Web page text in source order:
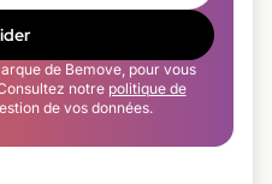
de Bemove, pour vous
notre politique de
de vos données.